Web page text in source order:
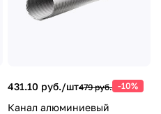
431.10 руб./шт479 руб. -10%
Канал алюминиевый